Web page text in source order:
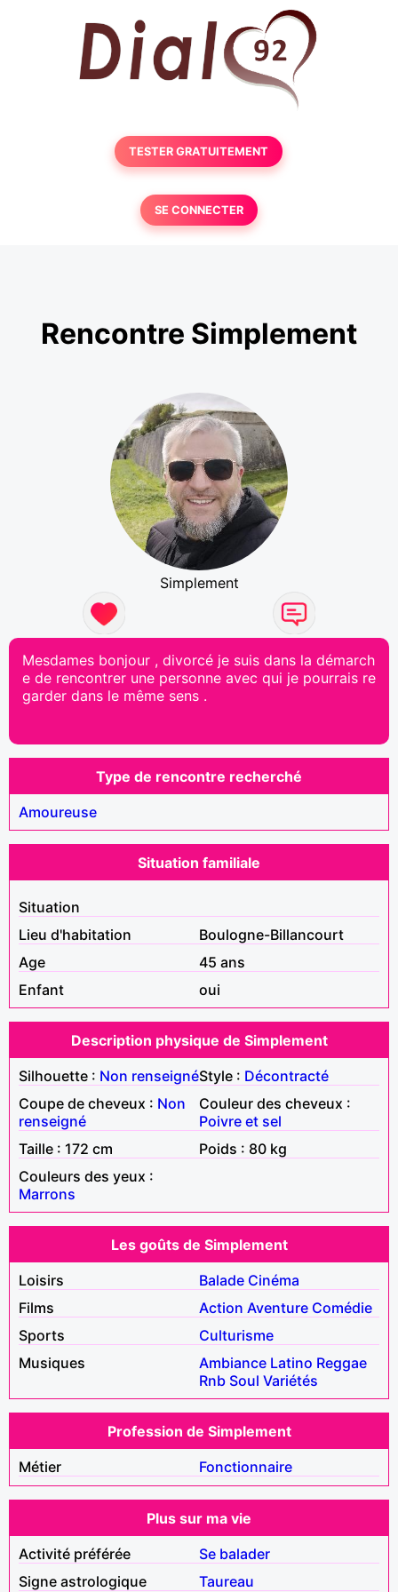
TESTER GRATUITEMENT
SE CONNECTER
Rencontre Simplement
Simplement
Mesdames bonjour , divorcé je suis dans la démarch
e de rencontrer une personne avec qui je pourrais re
garder dans le même sens .
Type de rencontre recherché
Amoureuse
Situation familiale
Situation
Lieu d'habitation
Boulogne-Billancourt
Age
45 ans
Enfant
oui
Description physique de Simplement
Silhouette : Non renseignéStyle : Décontracté
Coupe de cheveux : Non
renseigné
Couleur des cheveux :
Poivre et sel
Taille : 172 cm
Poids : 80 kg
Couleurs des yeux :
Marrons
Les goûts de Simplement
Loisirs
Balade Cinéma
Films
Action Aventure Comédie
Sports
Culturisme
Musiques
Ambiance Latino Reggae
Rnb Soul Variétés
Profession de Simplement
Métier
Fonctionnaire
Plus sur ma vie
Activité préférée
Se balader
Signe astrologique
Taureau